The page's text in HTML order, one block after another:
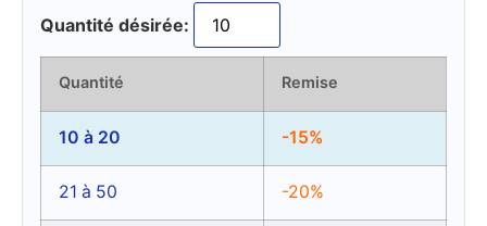
Quantité désirée:
Quantité Remise
10 à 20 -15%
21 à 50 -20%